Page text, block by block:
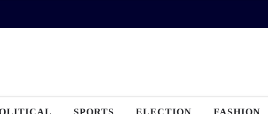
SPORTS ELECTION FASHION